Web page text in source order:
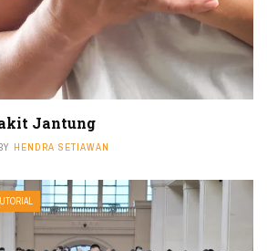
Jantung
HENDRA SETIAWAN